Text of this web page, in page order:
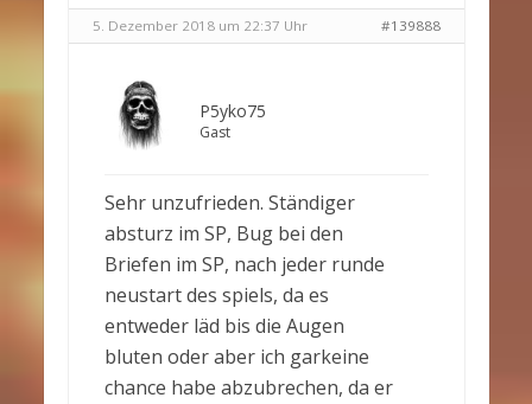
5. Dezember 2018 um 22:37 Uhr #139888
P5yko75
Gast
Sehr unzufrieden. Ständiger
absturz im SP, Bug bei den
Briefen im SP, nach jeder runde
neustart des spiels, da es
entweder läd bis die Augen
bluten oder aber ich garkeine
chance habe abzubrechen, da er